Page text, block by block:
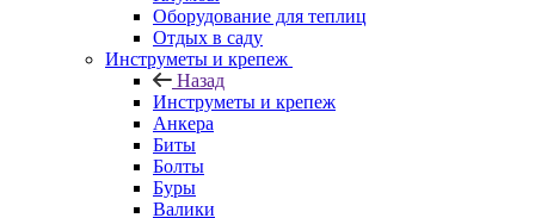
Оборудование для теплиц
Отдых в саду
Инструметы и крепеж
Назад
Инструметы и крепеж
Анкера
Биты
Болты
Буры
Валики